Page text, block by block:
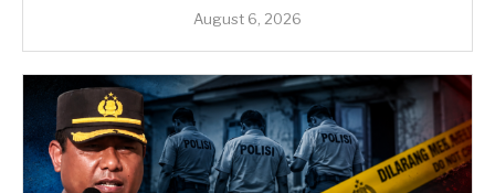
August 6, 2026